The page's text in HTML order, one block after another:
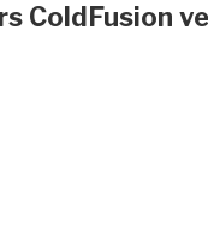
ColdFusion